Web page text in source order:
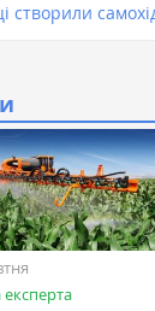
створили